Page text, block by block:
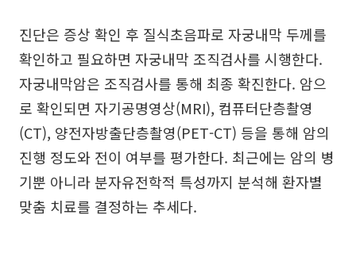
진단은 증상 확인 후 질식초음파로 자궁내막 두께를
확인하고 필요하면 자궁내막 조직검사를 시행한다.
자궁내막암은 조직검사를 통해 최종 확진한다. 암으
로 확인되면 자기공명영상(MRI), 컴퓨터단층촬영
(CT), 양전자방출단층촬영(PET-CT) 등을 통해 암의
진행 정도와 전이 여부를 평가한다. 최근에는 암의 병
기뿐 아니라 분자유전학적 특성까지 분석해 환자별
맞춤 치료를 결정하는 추세다.